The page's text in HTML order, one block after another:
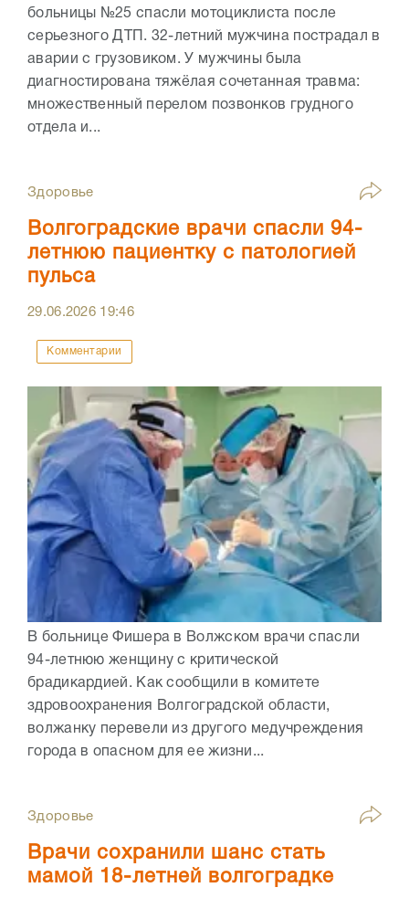
больницы №25 спасли мотоциклиста после
серьезного ДТП. 32-летний мужчина пострадал в
аварии с грузовиком. У мужчины была
диагностирована тяжёлая сочетанная травма:
множественный перелом позвонков грудного
отдела и...
Здоровье
Волгоградские врачи спасли 94-
летнюю пациентку с патологией
пульса
29.06.2026 19:46
Комментарии
В больнице Фишера в Волжском врачи спасли
94-летнюю женщину с критической
брадикардией. Как сообщили в комитете
здровоохранения Волгоградской области,
волжанку перевели из другого медучреждения
города в опасном для ее жизни...
Здоровье
Врачи сохранили шанс стать
мамой 18-летней волгоградке